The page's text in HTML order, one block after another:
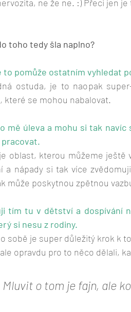
ne že ne. :) Přeci jen
toho tedy šla naplno?
to pomůže ostatním vyhledat
ostuda, je to naopak
které se mohou nabalovat.
mě úleva a mohu si tak
oblast, kterou můžeme ještě
a nápady si tak více
může poskytnou zpětnou
tím tu v dětství a dospívání
si nesu z rodiny.
sobě je super důležitý krok k
opravdu pro to něco dělali,
Mluvit o tom je fajn, ale